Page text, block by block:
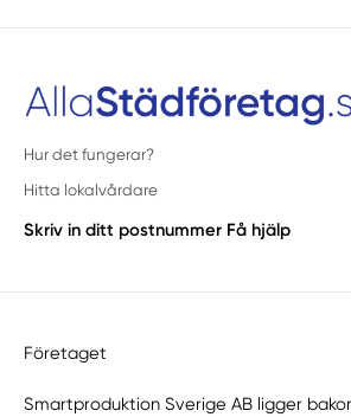
Hur det fungerar?
Hitta lokalvårdare
Skriv in ditt postnummer Få hjälp
Företaget
Smartproduktion Sverige AB ligger